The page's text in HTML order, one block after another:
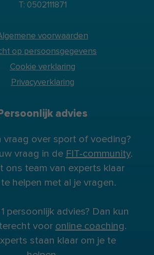
T: 0502111871
voorwaarden
op persoonsgegevens
Cookie verklaring
Privacyverklaring
advies
vraag over sport of voeding?
vraag in de FIT-community.
ons team van experts klaar
helpen met al je vragen.
persoonlijk advies? Dan kun
voor online coaching.
staan klaar om je te